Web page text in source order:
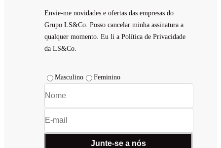
Envie-me novidades e ofertas das empresas do
Grupo LS&Co. Posso cancelar minha assinatura a
qualquer momento. Eu li a Política de Privacidade
da LS&Co.
Masculino Feminino
Junte-se a nós